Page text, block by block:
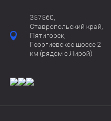
357560,
Ставропольский край,
Пятигорск,
Георгиевское шоссе 2
км (рядом с Лирой)